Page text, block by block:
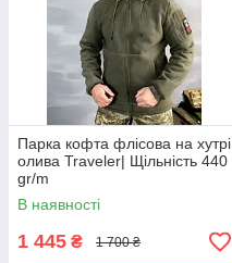
Парка кофта флісова на хутрі
олива Traveler| Щільність 440
gr/m
В наявності
1 445 ₴ 1 700 ₴